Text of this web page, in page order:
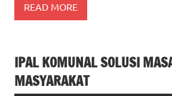
READ MORE
IPAL KOMUNAL SOLUSI
MASYARAKAT